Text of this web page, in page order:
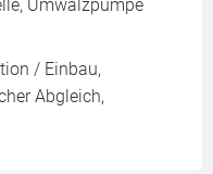
Umwälzpumpe
/ Einbau,
Abgleich,